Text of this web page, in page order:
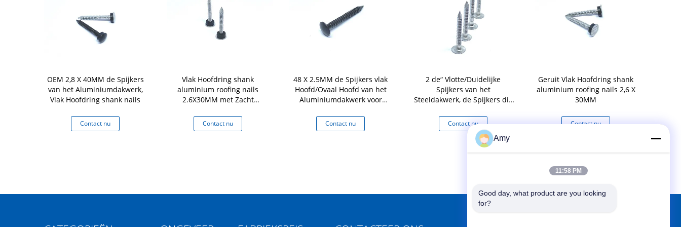
OEM 2,8 X 40MM de Spijkers
van het Aluminiumdakwerk,
Vlak Hoofdring shank nails
Contact nu
Vlak Hoofdring shank
aluminium roofing nails
2.6X30MM met Zacht
Contact nu
48 X 2.5MM de Spijkers vlak
Hoofd/Ovaal Hoofd van het
Aluminiumdakwerk voor
Contact nu
2 de“ Vlotte/Duidelijke
Spijkers van het
Steeldakwerk, de Spijkers die
Zacht Materiaal bevestigen
Contact nu
Geruit Vlak Hoofdring shank
aluminium roofing nails 2,6 X
30MM
Contact nu
Amy
11:58 PM
Good day, what product are you looking
for?